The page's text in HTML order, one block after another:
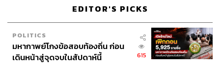
EDITOR'S PICKS
POLITICS
มหากาพย์โกงข้อสอบท้องถิ่น ก่อน
เดินหน้าสู่จุดจบในสัปดาห์นี้
615